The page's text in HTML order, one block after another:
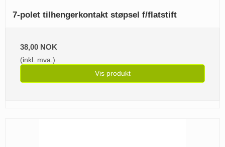
7-polet tilhengerkontakt støpsel f/flatstift
38,00 NOK
(inkl. mva.)
Vis produkt